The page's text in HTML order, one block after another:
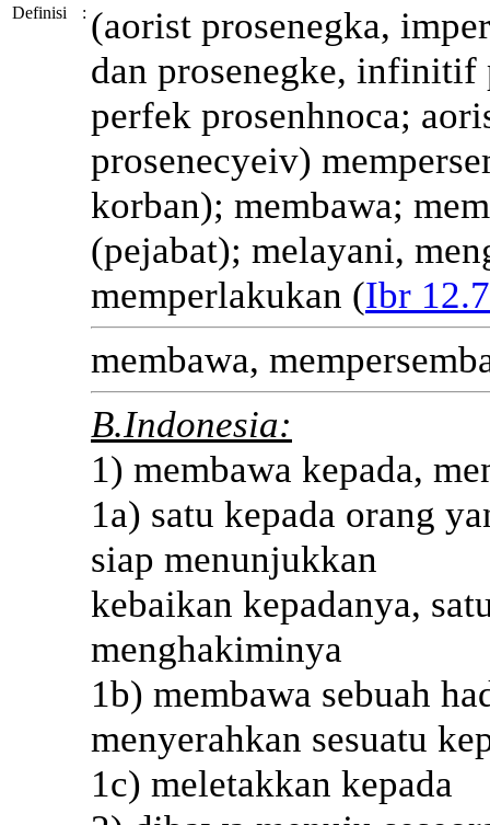
Definisi : (aorist prosenegka,
dan prosenegke, infinitif
perfek prosenhnoca;
prosenecyeiv)
korban); membawa;
(pejabat); melayani,
memperlakukan (Ibr 12.7
membawa,
B.Indonesia:
1) membawa kepada,
1a) satu kepada orang
siap menunjukkan
kebaikan kepadanya,
menghakiminya
1b) membawa sebuah
menyerahkan sesuatu
1c) meletakkan kepada